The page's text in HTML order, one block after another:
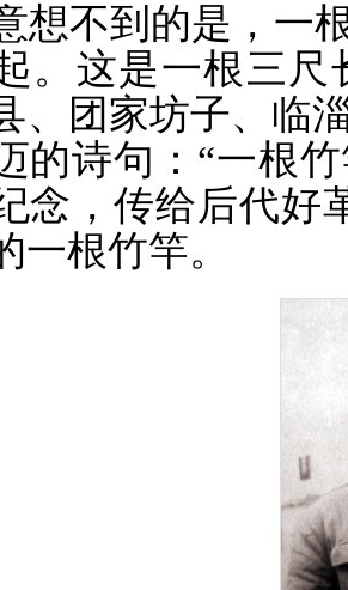
想不到的是，一
。这是一根三
、团家坊子、临
的诗句：“一根
念，传给后代好
一根竹竿。